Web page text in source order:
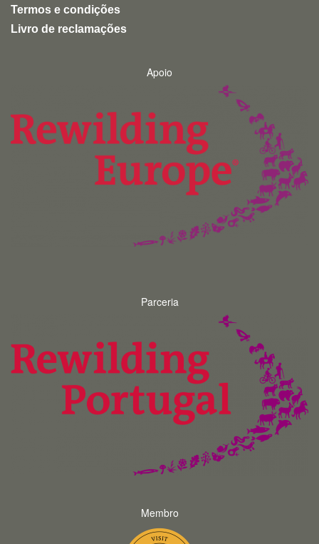
Termos e condições
Livro de reclamações
Apoio
Parceria
Membro